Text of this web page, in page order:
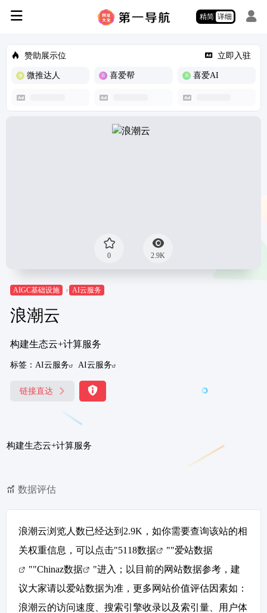
精简 详细
赞助展示位 立即入驻
微推达人 喜爱帮 喜爱AI
0 2.9K
AIGC基础设施 AI云服务
浪潮云
构建生态云+计算服务
标签： AI云服务 AI云服务
链接直达
构建生态云+计算服务
数据评估
浪潮云浏览人数已经达到2.9K，如你需要查询该站的相
关权重信息，可以点击"5118数据 ""爱站数据
""Chinaz数据
"进入；以目前的网站数据参考，建
议大家请以爱站数据为准，更多网站价值评估因素如：
浪潮云的访问速度、搜索引擎收录以及索引量、用户体